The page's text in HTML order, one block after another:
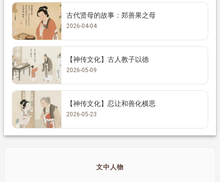
古代贤母的故事：郑善果之母
2026-04-04
【神传文化】古人教子以德
2026-05-09
【神传文化】忍让和善化横恶
2026-05-23
文中人物